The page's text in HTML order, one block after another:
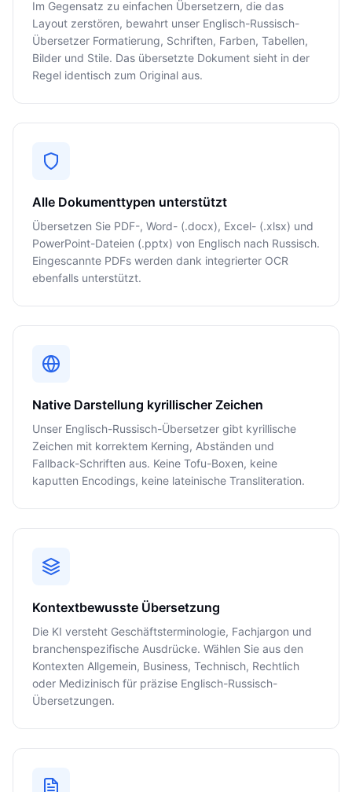
Im Gegensatz zu einfachen Übersetzern, die das
Layout zerstören, bewahrt unser Englisch-Russisch-
Übersetzer Formatierung, Schriften, Farben, Tabellen,
Bilder und Stile. Das übersetzte Dokument sieht in der
Regel identisch zum Original aus.
Alle Dokumenttypen unterstützt
Übersetzen Sie PDF-, Word- (.docx), Excel- (.xlsx) und
PowerPoint-Dateien (.pptx) von Englisch nach Russisch.
Eingescannte PDFs werden dank integrierter OCR
ebenfalls unterstützt.
Native Darstellung kyrillischer Zeichen
Unser Englisch-Russisch-Übersetzer gibt kyrillische
Zeichen mit korrektem Kerning, Abständen und
Fallback-Schriften aus. Keine Tofu-Boxen, keine
kaputten Encodings, keine lateinische Transliteration.
Kontextbewusste Übersetzung
Die KI versteht Geschäftsterminologie, Fachjargon und
branchenspezifische Ausdrücke. Wählen Sie aus den
Kontexten Allgemein, Business, Technisch, Rechtlich
oder Medizinisch für präzise Englisch-Russisch-
Übersetzungen.